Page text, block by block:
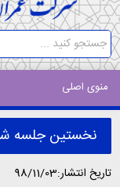
منوی اصلی
نخستین جلسه
تاریخ انتشار:98/11/03